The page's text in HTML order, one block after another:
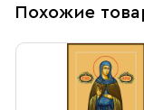
Похожие